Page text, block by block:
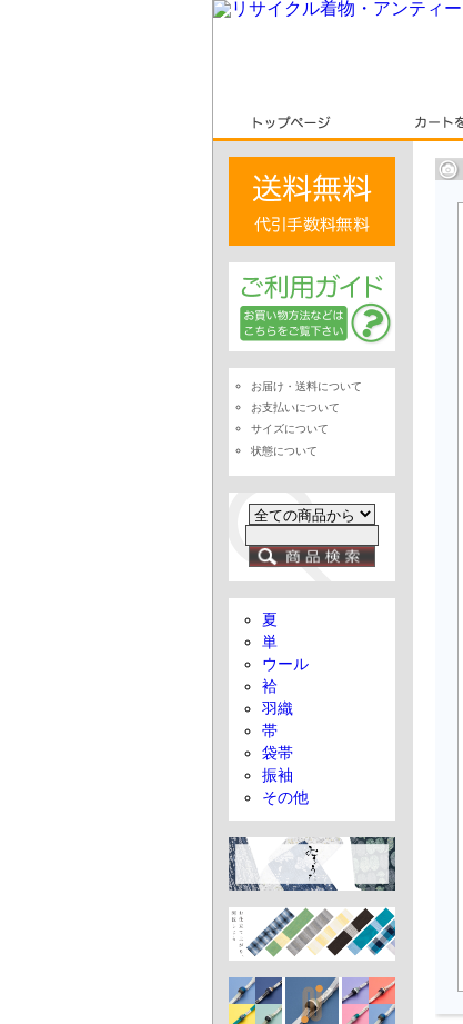
お届け・送料について
お支払いについて
サイズについて
状態について
夏
単
ウール
袷
羽織
帯
袋帯
振袖
その他